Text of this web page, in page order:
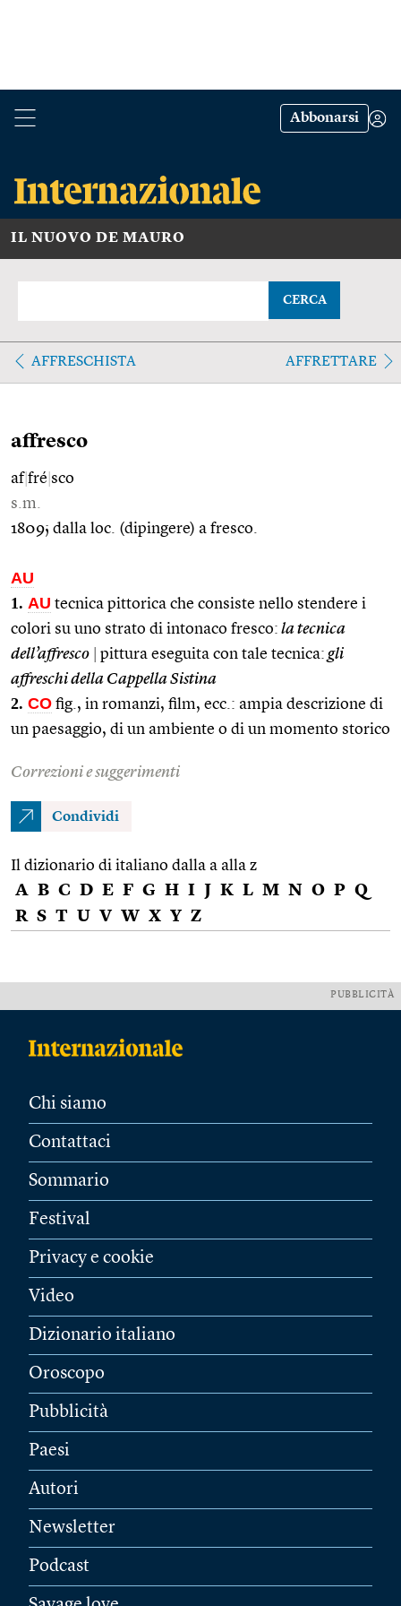
Abbonarsi
IL NUOVO DE MAURO
CERCA
AFFRESCHISTA AFFRETTARE
affresco
af|fré sco
s.m.
1809; dalla loc. (dipingere) a fresco.
AU
1. AU tecnica pittorica che consiste nello stendere i
colori su uno strato di intonaco fresco: la tecnica
dell’affresco
pittura eseguita con tale tecnica: gli
affreschi della Cappella Sistina
2. CO fig., in romanzi, film, ecc.: ampia descrizione di
un paesaggio, di un ambiente o di un momento storico
Correzioni e suggerimenti
Condividi
Il dizionario di italiano dalla a alla z
A B C D E F G H I J K L M N O P Q
R S T U V W X Y Z
PUBBLICITÀ
Chi siamo
Contattaci
Sommario
Festival
Privacy e cookie
Video
Dizionario italiano
Oroscopo
Pubblicità
Paesi
Autori
Newsletter
Podcast